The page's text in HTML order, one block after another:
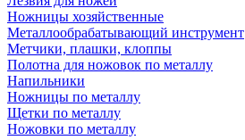
Ножницы хозяйственные
Металлообрабатывающий инструмент
Метчики, плашки, клоппы
Полотна для ножовок по металлу
Напильники
Ножницы по металлу
Щетки по металлу
Ножовки по металлу